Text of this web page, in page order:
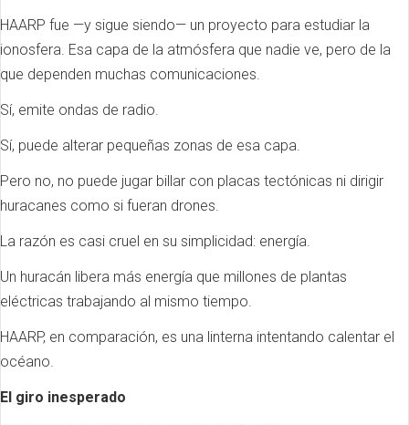
HAARP fue —y sigue siendo— un proyecto para estudiar la
ionosfera. Esa capa de la atmósfera que nadie ve, pero de la
que dependen muchas comunicaciones.
Sí, emite ondas de radio.
Sí, puede alterar pequeñas zonas de esa capa.
Pero no, no puede jugar billar con placas tectónicas ni dirigir
huracanes como si fueran drones.
La razón es casi cruel en su simplicidad: energía.
Un huracán libera más energía que millones de plantas
eléctricas trabajando al mismo tiempo.
HAARP, en comparación, es una linterna intentando calentar el
océano.
El giro inesperado